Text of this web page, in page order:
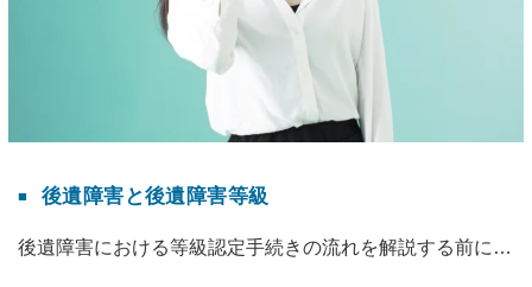
後遺障害と後遺障害等級
後遺障害における等級認定手続きの流れを解説する前に…